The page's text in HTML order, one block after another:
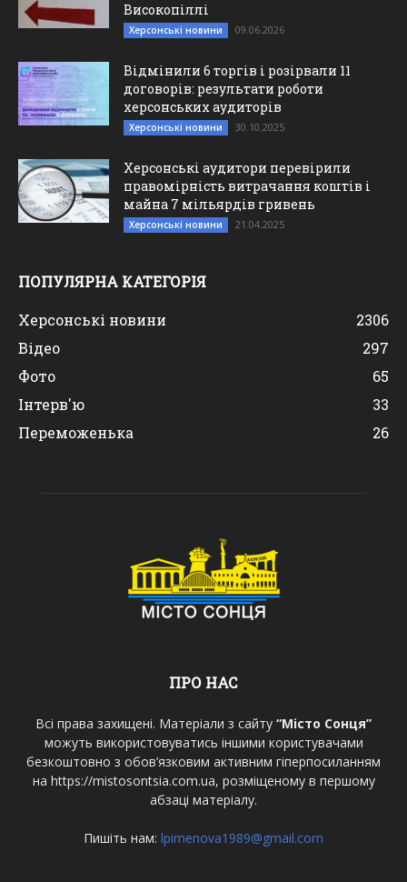
Високопіллі
Херсонські новини 09.06.2026
Відмінили 6 торгів і розірвали 11
договорів: результати роботи
херсонських аудиторів
Херсонські новини 30.10.2025
Херсонські аудитори перевірили
правомірність витрачання коштів і
майна 7 мільярдів гривень
Херсонські новини 21.04.2025
ПОПУЛЯРНА КАТЕГОРІЯ
Херсонські новини
2306
Відео
297
Фото
65
Інтерв'ю
33
Переможенька
26
ПРО НАС
Всі права захищені. Матеріали з сайту “Місто Сонця”
можуть використовуватись іншими користувачами
безкоштовно з обов’язковим активним гіперпосиланням
на https://mistosontsia.com.ua, розміщеному в першому
абзаці матеріалу.
Пишіть нам: lpimenova1989@gmail.com